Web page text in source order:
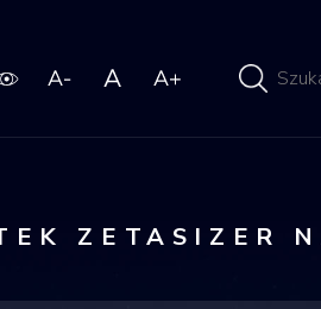
Wpisz
ZETASIZER